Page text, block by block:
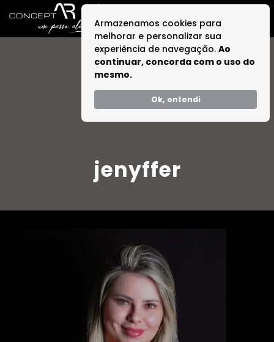
Armazenamos cookies para
melhorar e personalizar sua
experiência de navegação. Ao
continuar, concorda com o uso do
mesmo.
Ok, entendi
jenyffer